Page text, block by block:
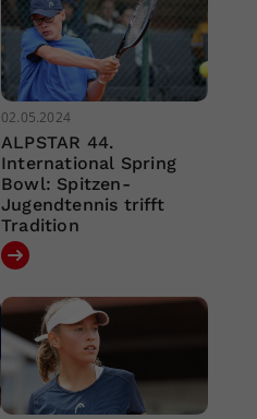
02.05.2024
ALPSTAR 44.
International Spring
Bowl: Spitzen-
Jugendtennis trifft
Tradition